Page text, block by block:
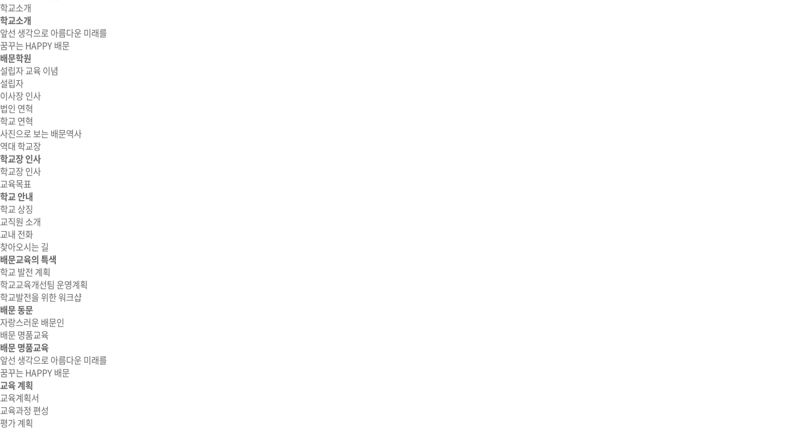
학교소개
학교소개
앞선 생각으로 아름다운 미래를
꿈꾸는 HAPPY 배문
배문학원
설립자 교육 이념
설립자
이사장 인사
법인 연혁
학교 연혁
사진으로 보는 배문역사
역대 학교장
학교장 인사
학교장 인사
교육목표
학교 안내
학교 상징
교직원 소개
교내 전화
찾아오시는 길
배문교육의 특색
학교 발전 계획
학교교육개선팀 운영계획
학교발전을 위한 워크샵
배문 동문
자랑스러운 배문인
배문 명품교육
배문 명품교육
앞선 생각으로 아름다운 미래를
꿈꾸는 HAPPY 배문
교육 계획
교육계획서
교육과정 편성
평가 계획